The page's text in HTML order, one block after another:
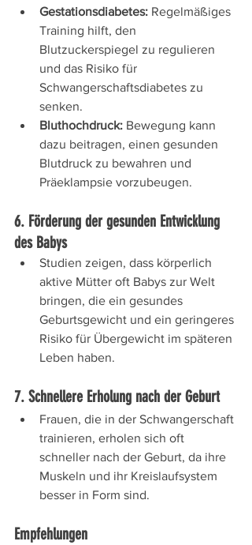
Gestationsdiabetes: Regelmäßiges
Training hilft, den
Blutzuckerspiegel zu regulieren
und das Risiko für
Schwangerschaftsdiabetes zu
senken.
Bluthochdruck: Bewegung kann
dazu beitragen, einen gesunden
Blutdruck zu bewahren und
Präeklampsie vorzubeugen.
6. Förderung der gesunden Entwicklung
des Babys
Studien zeigen, dass körperlich
aktive Mütter oft Babys zur Welt
bringen, die ein gesundes
Geburtsgewicht und ein geringeres
Risiko für Übergewicht im späteren
Leben haben.
7. Schnellere Erholung nach der Geburt
Frauen, die in der Schwangerschaft
trainieren, erholen sich oft
schneller nach der Geburt, da ihre
Muskeln und ihr Kreislaufsystem
besser in Form sind.
Empfehlungen